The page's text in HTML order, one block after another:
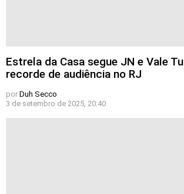
Estrela da Casa segue JN e Vale
recorde de audiência no RJ
por Duh Secco
3 de setembro de 2025, 20:40